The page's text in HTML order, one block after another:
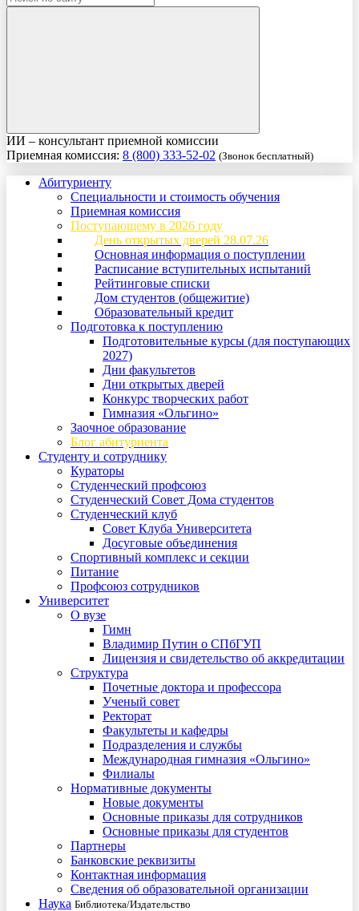
ИИ – консультант приемной комиссии
Приемная комиссия: 8 (800) 333-52-02 (Звонок бесплатный)
Абитуриенту
Специальности и стоимость обучения
Приемная комиссия
Поступающему в 2026 году
День открытых дверей 28.07.26
Основная информация о поступлении
Расписание вступительных испытаний
Рейтинговые списки
Дом студентов (общежитие)
Образовательный кредит
Подготовка к поступлению
Подготовительные курсы (для поступающих
2027)
Дни факультетов
Дни открытых дверей
Конкурс творческих работ
Гимназия «Ольгино»
Заочное образование
Блог абитуриента
Студенту и сотруднику
Кураторы
Студенческий профсоюз
Студенческий Совет Дома студентов
Студенческий клуб
Совет Клуба Университета
Досуговые объединения
Спортивный комплекс и секции
Питание
Профсоюз сотрудников
Университет
О вузе
Гимн
Владимир Путин о СПбГУП
Лицензия и свидетельство об аккредитации
Структура
Почетные доктора и профессора
Ученый совет
Ректорат
Факультеты и кафедры
Подразделения и службы
Международная гимназия «Ольгино»
Филиалы
Нормативные документы
Новые документы
Основные приказы для сотрудников
Основные приказы для студентов
Партнеры
Банковские реквизиты
Контактная информация
Сведения об образовательной организации
Наука Библиотека/Издательство